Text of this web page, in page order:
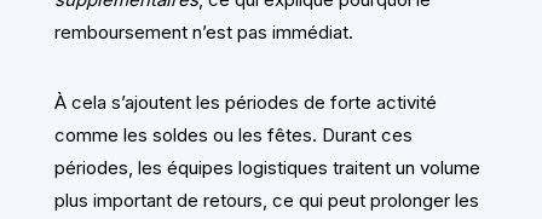
remboursement n’est pas immédiat.
À cela s’ajoutent les périodes de forte activité
comme les soldes ou les fêtes. Durant ces
périodes, les équipes logistiques traitent un volume
plus important de retours, ce qui peut prolonger les